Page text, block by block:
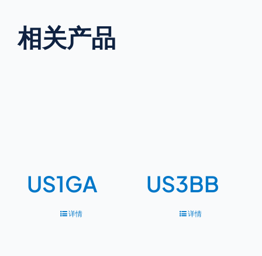
相关产品
US1GA
详情
US3BB
详情